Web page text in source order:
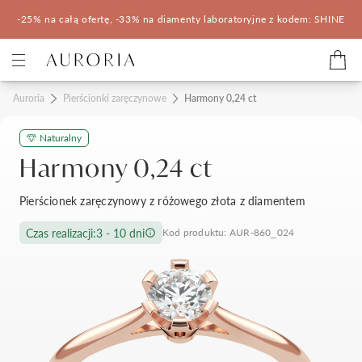
-25% na całą ofertę, -33% na diamenty laboratoryjne z kodem: SHINE
Kategorie
Pierścionki zaręczynowe
Pomocne
Konfigurator 3D
Salony Auroria
Salon Auroria Arkadia
Korzyści z zakupu
Auroria Pierścionki zaręczynowe Harmony 0,24 ct
Naturalny
Harmony 0,24 ct
Pierścionek zaręczynowy z różowego złota z diamentem
Czas realizacji:3 - 10 dni Kod produktu: AUR-860_024